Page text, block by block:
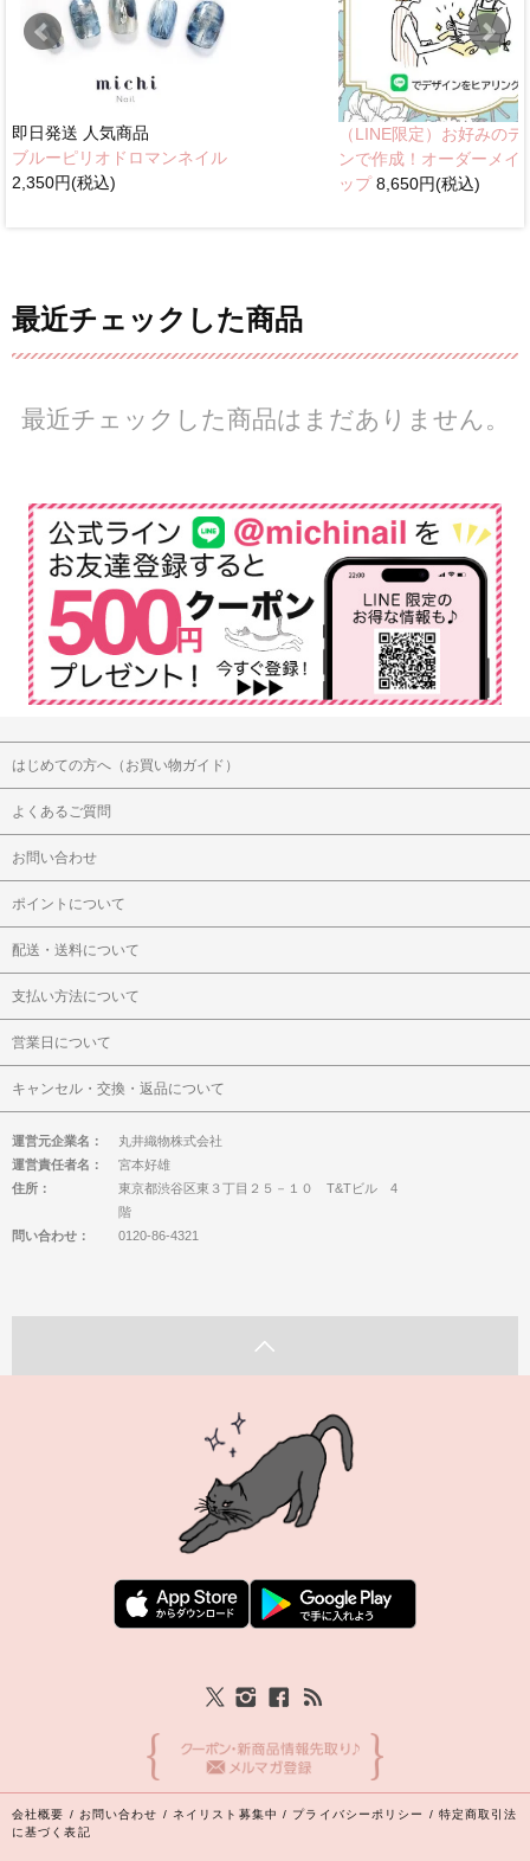
即日発送 人気商品
ブルーピリオドロマンネイル
2,350円(税込)
（LINE限定）お好みのデ
ンで作成！オーダーメイ
ップ8,650円(税込)
最近チェックした商品
最近チェックした商品はまだありません。
はじめての方へ（お買い物ガイド）
よくあるご質問
お問い合わせ
ポイントについて
配送・送料について
支払い方法について
営業日について
キャンセル・交換・返品について
運営元企業名：
丸井織物株式会社
運営責任者名：
宮本好雄
住所：
東京都渋谷区東３丁目２５－１０ T&Tビル 4
階
問い合わせ：
0120-86-4321
会社概要 / お問い合わせ / ネイリスト募集中 / プライバシーポリシー / 特定商取引法
に基づく表記